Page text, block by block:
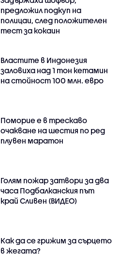
предложил подкуп на
полицаи, след положителен
тест за кокаин
Властите в Индонезия
заловиха над 1 тон кетамин
на стойност 100 млн. евро
Поморие е в трескаво
очакване на шестия по ред
плувен маратон
Голям пожар затвори за два
часа Подбалканския път
край Сливен (ВИДЕО)
Как да се грижим за сърцето
в жегата?